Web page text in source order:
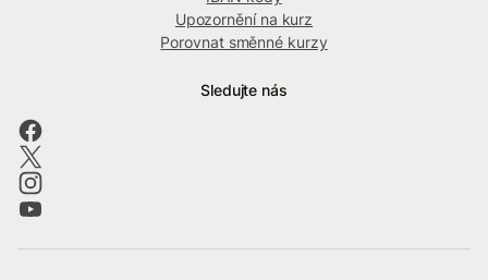
Upozornění na kurz
Porovnat směnné kurzy
Sledujte nás